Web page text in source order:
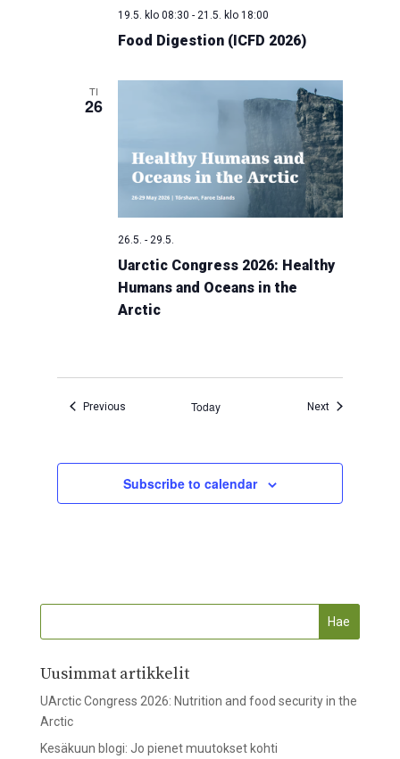
Food Digestion (ICFD 2026)
19.5. klo 08:30 - 21.5. klo 18:00
TI
26
Uarctic Congress 2026: Healthy
Humans and Oceans in the
Arctic
26.5. -29.5.
Previous Today NextTapahtumat
Subscribe to calendar
Uusimmat artikkelit
UArctic Congress 2026: Nutrition and food security in the
Arctic
Kesäkuun blogi: Jo pienet muutokset kohti